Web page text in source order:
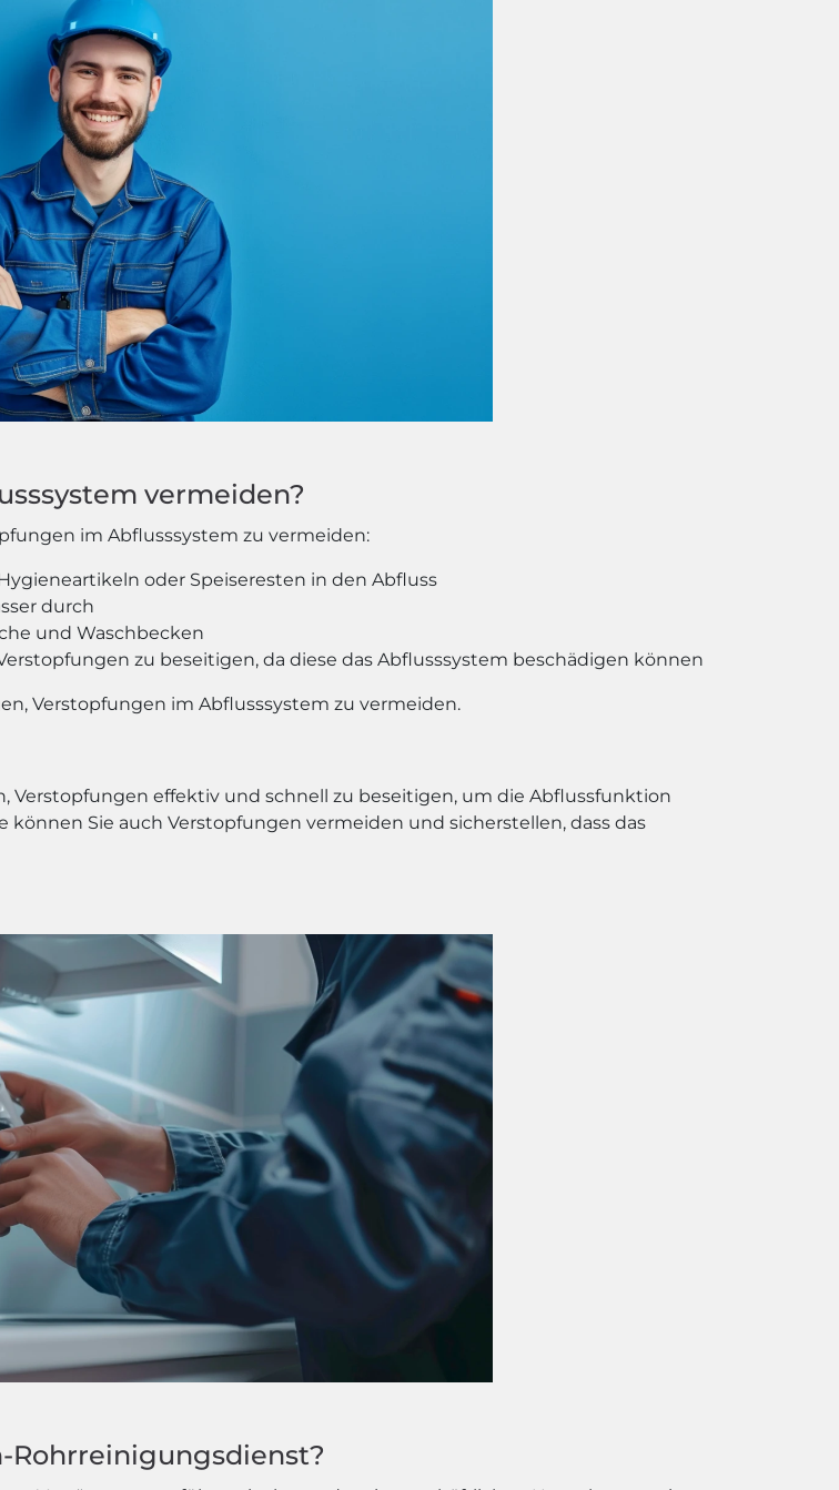
vermeiden?
im Abflusssystem zu vermeiden:
oder Speiseresten in den Abfluss
durch
und Waschbecken
zu beseitigen, da diese das Abflusssystem beschädigen können
Verstopfungen im Abflusssystem zu vermeiden.
Verstopfungen effektiv und schnell zu beseitigen, um die Abflussfunktion
Sie auch Verstopfungen vermeiden und sicherstellen, dass das
Rohrreinigungsdienst?